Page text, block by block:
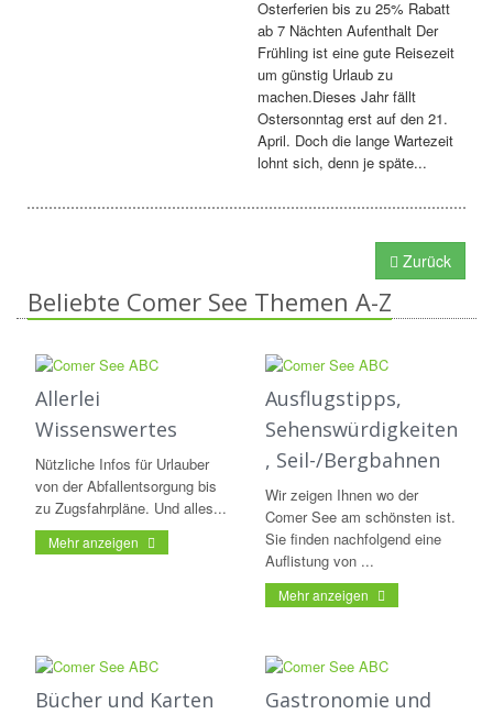
Osterferien bis zu 25% Rabatt
ab 7 Nächten Aufenthalt Der
Frühling ist eine gute Reisezeit
um günstig Urlaub zu
machen.Dieses Jahr fällt
Ostersonntag erst auf den 21.
April. Doch die lange Wartezeit
lohnt sich, denn je späte...
Zurück
Beliebte Comer See Themen A-Z
Allerlei
Wissenswertes
Nützliche Infos für Urlauber
von der Abfallentsorgung bis
zu Zugsfahrpläne. Und alles...
Mehr anzeigen
Ausflugstipps,
Sehenswürdigkeiten
, Seil-/Bergbahnen
Wir zeigen Ihnen wo der
Comer See am schönsten ist.
Sie finden nachfolgend eine
Auflistung von ...
Mehr anzeigen
Bücher und Karten
Gastronomie und